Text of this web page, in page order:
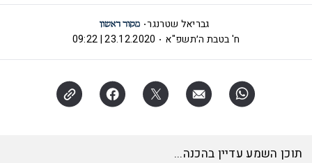
גבריאל שטרנגר
ח' בטבת ה׳תשפ"א
23.12.2020 | 09:22
תוכן השמע עדיין בהכנה...